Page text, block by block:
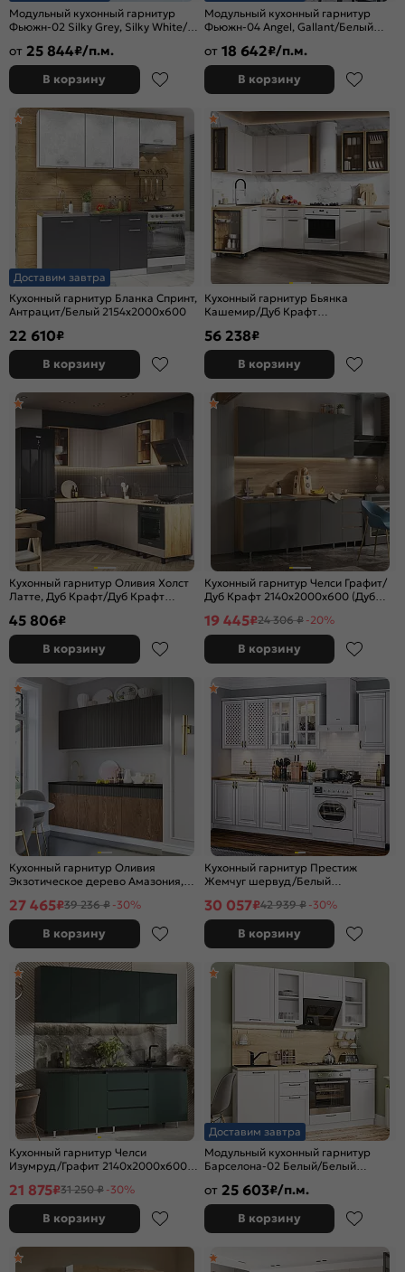
Модульный кухонный гарнитур
Фьюжн-02 Silky Grey, Silky White/
от 25 844₽/п.м.
В корзину
Модульный кухонный гарнитур
Фьюжн-04 Angel, Gallant/Белый
от 18 642₽/п.м.
В корзину
Доставим завтра
Кухонный гарнитур Бланка Спринт,
Антрацит/Белый 2154x2000x600
22 610₽
В корзину
Кухонный гарнитур Бьянка
Кашемир/Дуб Крафт
56 238₽
В корзину
Кухонный гарнитур Оливия Холст
Латте, Дуб Крафт/Дуб Крафт
45 806₽
В корзину
Кухонный гарнитур Челси Графит/
Дуб Крафт 2140x2000x600 (Дуб
19 445₽24 306 ₽ -20%
В корзину
Кухонный гарнитур Оливия
Экзотическое дерево Амазония,
2000x2000x600 (Кастилло темный)
27 465₽39 236 ₽ -30%
В корзину
Кухонный гарнитур Престиж
Жемчуг шервуд/Белый
30 057₽42 939 ₽ -30%
В корзину
Кухонный гарнитур Челси
Изумруд/Графит 2140x2000x600
21 875₽31 250 ₽ -30%
В корзину
Доставим завтра
Модульный кухонный гарнитур
Барселона-02 Белый/Белый
от 25 603₽/п.м.
В корзину